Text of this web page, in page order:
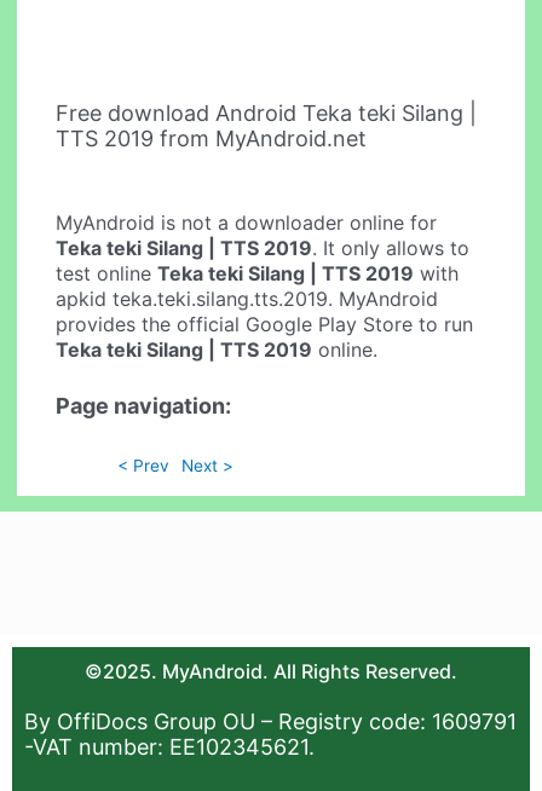
Free download Android Teka teki Silang |
TTS 2019 from MyAndroid.net
MyAndroid is not a downloader online for
Teka teki Silang | TTS 2019. It only allows to
test onlineTeka teki Silang | TTS 2019 with
apkid teka.teki.silang.tts.2019. MyAndroid
provides the official Google Play Store to run
Teka teki Silang | TTS 2019 online.
Page navigation:
< Prev Next >
©2025. MyAndroid. All Rights Reserved.
By OffiDocs Group OU – Registry code: 1609791
-VAT number: EE102345621.